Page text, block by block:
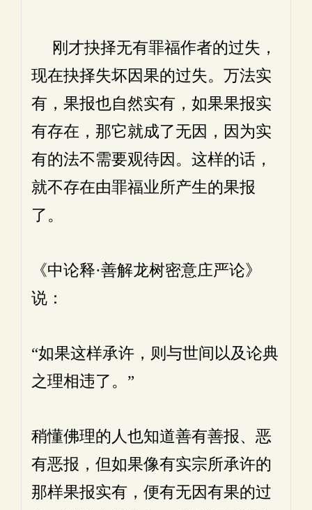
刚才抉择无有罪福作者的过失，
现在抉择失坏因果的过失。万法实
有，果报也自然实有，如果果报实
有存在，那它就成了无因，因为实
有的法不需要观待因。这样的话，
就不存在由罪福业所产生的果报
了。
《中论释·善解龙树密意庄严论》
说：
“如果这样承许，则与世间以及论典
之理相违了。”
稍懂佛理的人也知道善有善报、恶
有恶报，但如果像有实宗所承许的
那样果报实有，便有无因有果的过